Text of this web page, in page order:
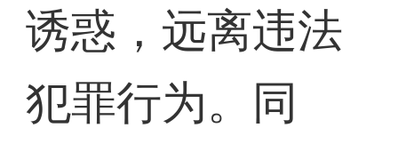
诱惑，远离违法
犯罪行为。同